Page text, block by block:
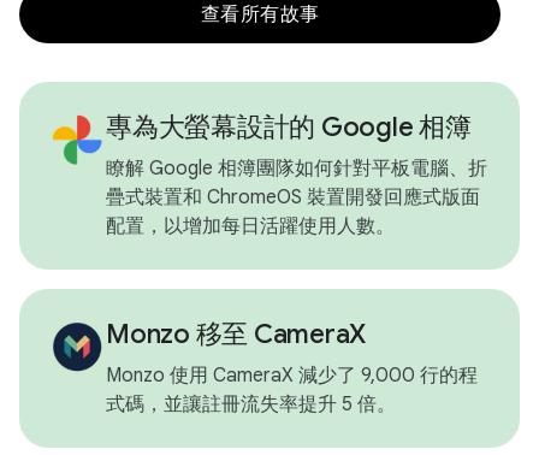
查看所有故事
專為大螢幕設計的 Google 相簿
瞭解 Google 相簿團隊如何針對平板電腦、折
疊式裝置和 ChromeOS 裝置開發回應式版面
配置，以增加每日活躍使用人數。
Monzo 移至 CameraX
Monzo 使用 CameraX 減少了 9,000 行的程
式碼，並讓註冊流失率提升 5 倍。